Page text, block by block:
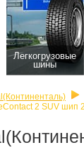
Легкогрузовые
шины
2 SUV шип